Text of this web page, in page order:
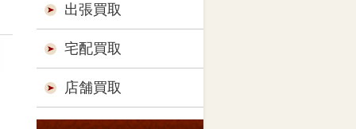
出張買取
宅配買取
店舗買取